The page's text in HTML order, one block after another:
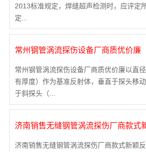
2013标准规定，焊缝超声检测时，应评定
定...
常州钢管涡流探伤设备厂商质优价廉
常州钢管涡流探伤设备厂商质优价廉以直
有厚度）作为基准反射体，垂直于探头移
于斜探头（...
济南销售无缝钢管涡流探伤厂商款式
济南销售无缝钢管涡流探伤厂商款式新颖